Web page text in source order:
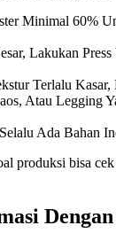
Minimal 60%
Lakukan
Terlalu
Atau Legging
Ada Bahan
produksi bisa